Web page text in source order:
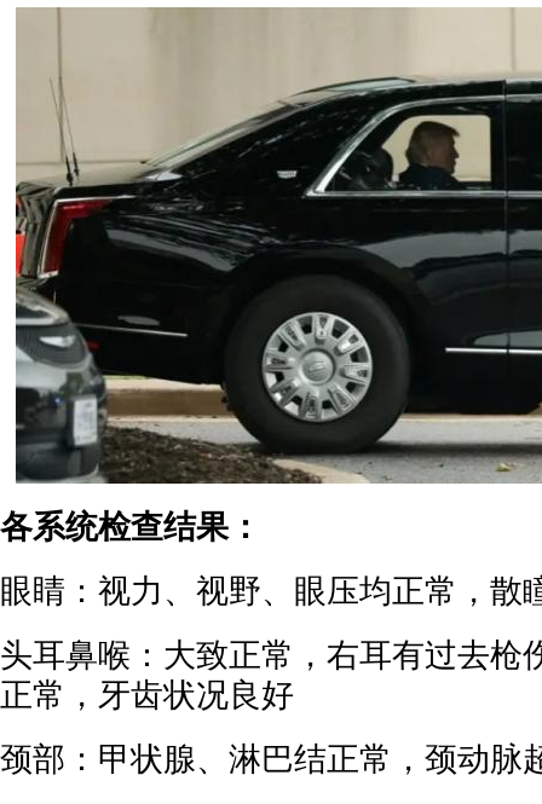
各系统检查结果：
眼睛：视力、视野、眼压均正常，散
头耳鼻喉：大致正常，右耳有过去枪
正常，牙齿状况良好
颈部：甲状腺、淋巴结正常，颈动脉